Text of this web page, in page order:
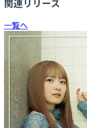
一覧へ